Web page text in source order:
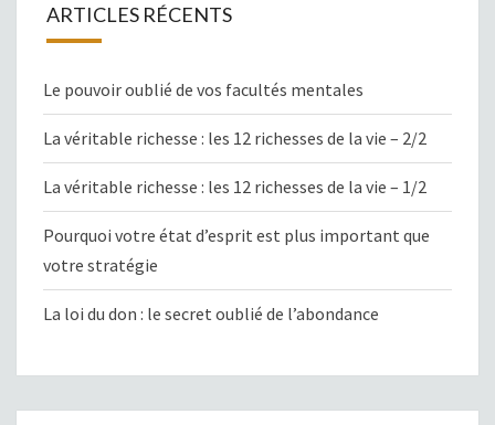
ARTICLES RÉCENTS
Le pouvoir oublié de vos facultés mentales
La véritable richesse : les 12 richesses de la vie – 2/2
La véritable richesse : les 12 richesses de la vie – 1/2
Pourquoi votre état d’esprit est plus important que
votre stratégie
La loi du don : le secret oublié de l’abondance